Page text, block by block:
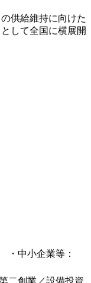
供給維持に向けた
して全国に横展開
・中小企業等：
二創業／設備投資